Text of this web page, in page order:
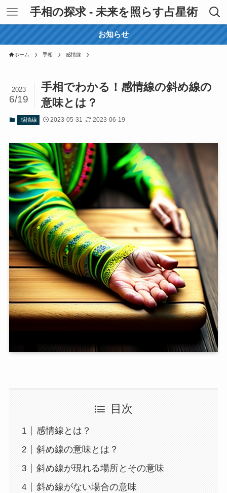
手相の探求 - 未来を照らす占星術
お知らせ
ホーム 手相 感情線
手相でわかる！感情線の斜め線の
意味とは？
2023
6/19
感情線 2023-05-31 2023-06-19
目次
感情線とは？
斜め線の意味とは？
斜め線が現れる場所とその意味
斜め線がない場合の意味